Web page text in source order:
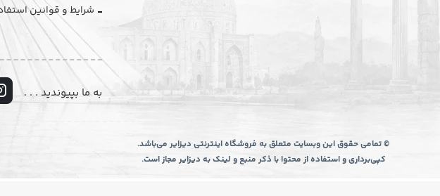
شرایط و قوانین
به ما بپیوندید . . .
© تمامی حقوق این وبسایت متعلق به فروشگاه اینترنتی دیزایر می‌باشد.
کپی‌برداری و استفاده از محتوا با ذکر منبع و لینک به دیزایر مجاز است.